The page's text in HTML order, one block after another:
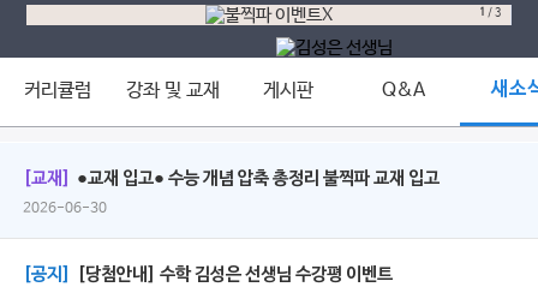
고, 불꽃양말 신고 수능 슈퍼초대박!
1 /3
커리큘럼 강좌 및 교재 게시판 Q&A 새소
[교재] ●교재 입고● 수능 개념 압축 총정리 불찍파 교재 입고
2026-06-30
[공지] [당첨안내] 수학 김성은 선생님 수강평 이벤트